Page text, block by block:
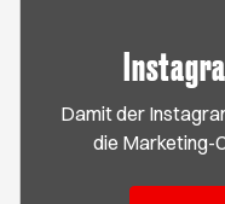
Damit der
die Marketing-